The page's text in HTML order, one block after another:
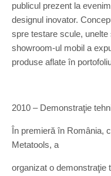
publicul prezent la
designul inovator.
spre testare scule,
showroom-ul mobil a
produse aflate în
2010 – Demonstraţie
În premieră în România,
Metatools, a
organizat o demonstraţie